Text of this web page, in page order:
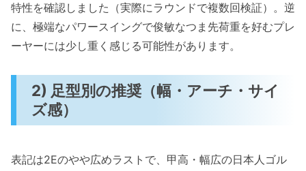
特性を確認しました（実際にラウンドで複数回検証）。逆
に、極端なパワースイングで俊敏なつま先荷重を好むプレ
ーヤーには少し重く感じる可能性があります。
2) 足型別の推奨（幅・アーチ・サイ
ズ感）
表記は2Eのやや広めラストで、甲高・幅広の日本人ゴル